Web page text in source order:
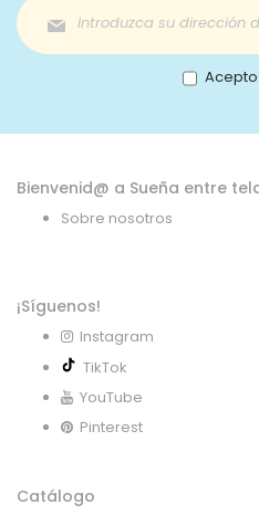
Inscríbase
a
nuestro
boletín
de
Acepto
Bienvenid@ a Sueña entre
Sobre nosotros
¡Síguenos!
Instagram
TikTok
YouTube
Pinterest
Catálogo